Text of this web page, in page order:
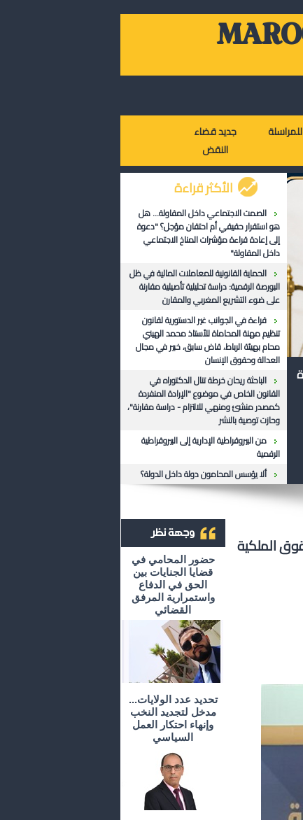
جديد قضاء
النقض
للمراسلة
الأكثر قراءة
الصمت الاجتماعي داخل المقاولة... هل
هو استقرار حقيقي أم احتقان مؤجل؟ "دعوة
إلى إعادة قراءة مؤشرات المناخ الاجتماعي
داخل المقاولة"
الحماية القانونية للمعاملات المالية في ظل
البورصة الرقمية: دراسة تحليلية تأصيلية مقارنة
على ضوء التشريع المغربي والمقارن
قراءة في الجوانب غير الدستورية لقانون
تنظيم مهنة المحاماة للأستاذ محمد الهيني
محام بهيئة الرباط، قاض سابق، خبير في مجال
العدالة وحقوق الإنسان
الباحثة ريحان خرطة تنال الدكتوراه في
القانون الخاص في موضوع "الإرادة المنفردة
كمصدر منشئ ومنهي للالتزام - دراسة مقارنة"،
وحازت توصية بالنشر
من البيروقراطية الإدارية إلى البيروقراطية
الرقمية
ألا يؤسس المحامون دولة داخل الدولة؟
حضور المحامي في
قضايا الجنايات بين
الحق في الدفاع
واستمرارية المرفق
القضائي
تحديد عدد الولايات...
مدخل لتجديد النخب
وإنهاء احتكار العمل
السياسي
الملكية